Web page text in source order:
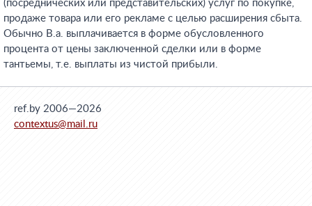
(посреднических или представительских) услуг по покупке,
продаже товара или его рекламе с целью расширения сбыта.
Обычно В.а. выплачивается в форме обусловленного
процента от цены заключенной сделки или в форме
тантьемы, т.е. выплаты из чистой прибыли.
ref.by 2006—2026
contextus@mail.ru